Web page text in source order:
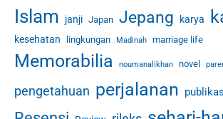
Islam janji Japan Jepang karya
kesehatan lingkungan Madinah marriage life
Memorabilia noumanalikhan novel
pengetahuan perjalanan